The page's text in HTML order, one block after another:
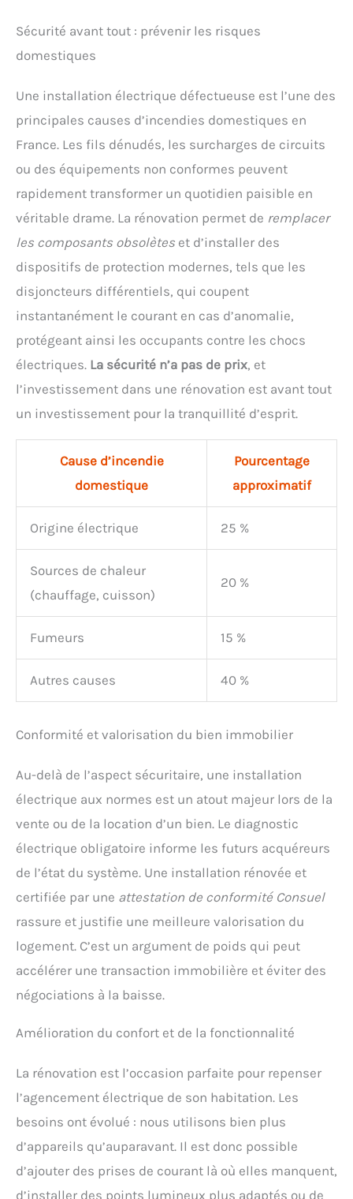
Sécurité avant tout : prévenir les risques
domestiques
Une installation électrique défectueuse est l’une des
principales causes d’incendies domestiques en
France. Les fils dénudés, les surcharges de circuits
ou des équipements non conformes peuvent
rapidement transformer un quotidien paisible en
véritable drame. La rénovation permet de remplacer
les composants obsolètes et d’installer des
dispositifs de protection modernes, tels que les
disjoncteurs différentiels, qui coupent
instantanément le courant en cas d’anomalie,
protégeant ainsi les occupants contre les chocs
électriques. La sécurité n’a pas de prix, et
l’investissement dans une rénovation est avant tout
un investissement pour la tranquillité d’esprit.
Cause d’incendie
domestique
Pourcentage
approximatif
Origine électrique 25 %
Sources de chaleur
(chauffage, cuisson)
20 %
Fumeurs 15 %
Autres causes 40 %
Conformité et valorisation du bien immobilier
Au-delà de l’aspect sécuritaire, une installation
électrique aux normes est un atout majeur lors de la
vente ou de la location d’un bien. Le diagnostic
électrique obligatoire informe les futurs acquéreurs
de l’état du système. Une installation rénovée et
certifiée par une attestation de conformité Consuel
rassure et justifie une meilleure valorisation du
logement. C’est un argument de poids qui peut
accélérer une transaction immobilière et éviter des
négociations à la baisse.
Amélioration du confort et de la fonctionnalité
La rénovation est l’occasion parfaite pour repenser
l’agencement électrique de son habitation. Les
besoins ont évolué : nous utilisons bien plus
d’appareils qu’auparavant. Il est donc possible
d’ajouter des prises de courant là où elles manquent,
d’installer des points lumineux plus adaptés ou de